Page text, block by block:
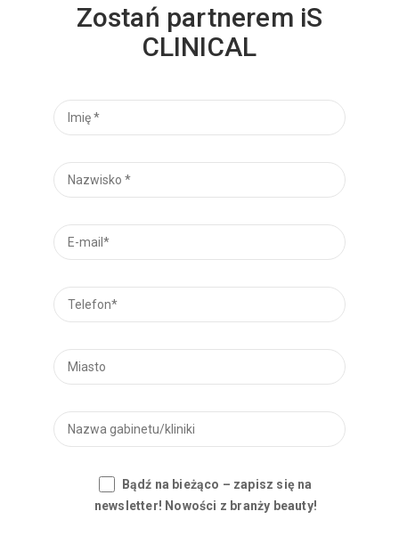
Zostań partnerem iS
CLINICAL
Bądź na bieżąco – zapisz się na
newsletter! Nowości z branży beauty!